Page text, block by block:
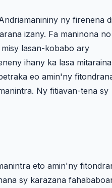
ny firenena
izany. Fa maninona no
lasan-kobabo ary
ihany ka lasa mitaraina
eo amin'ny
Ny fitiavan-tena sy
eto amin'ny
sy karazana